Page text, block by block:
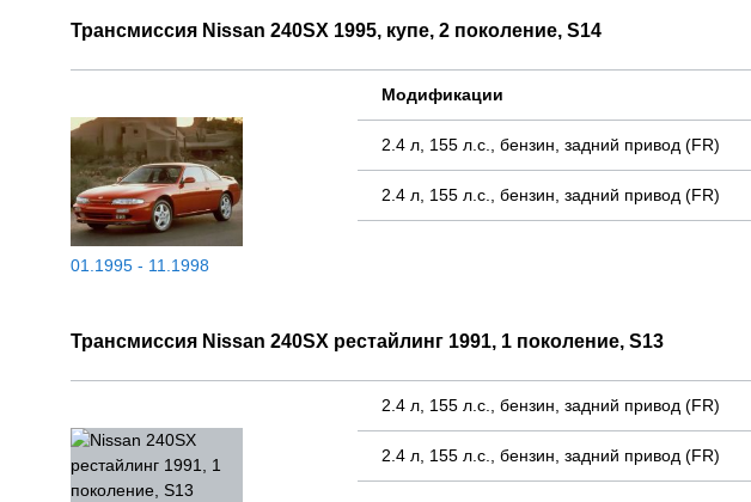
Трансмиссия Nissan 240SX 1995, купе, 2 поколение, S14
01.1995 - 11.1998
Модификации
2.4 л, 155 л.с., бензин, задний привод (FR)
2.4 л, 155 л.с., бензин, задний привод (FR)
Трансмиссия Nissan 240SX рестайлинг 1991, 1 поколение, S13
2.4 л, 155 л.с., бензин, задний привод (FR)
2.4 л, 155 л.с., бензин, задний привод (FR)